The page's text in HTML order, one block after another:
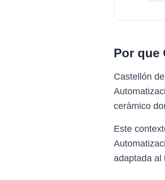
Por que
Castellón
cerámico
Este
adaptada al